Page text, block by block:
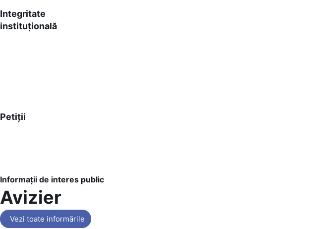
Integritate
instituțională
Petiții
Informații de interes public
Avizier
Vezi toate informările